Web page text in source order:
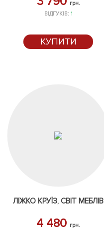
грн.
ВІДГУКІВ: 1
КУПИТИ
ЛІЖКО КРУЇЗ, СВІТ МЕБЛІВ
4 480 грн.